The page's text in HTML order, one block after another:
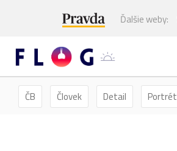
Ďalšie weby:
ČB Človek Detail Portrét